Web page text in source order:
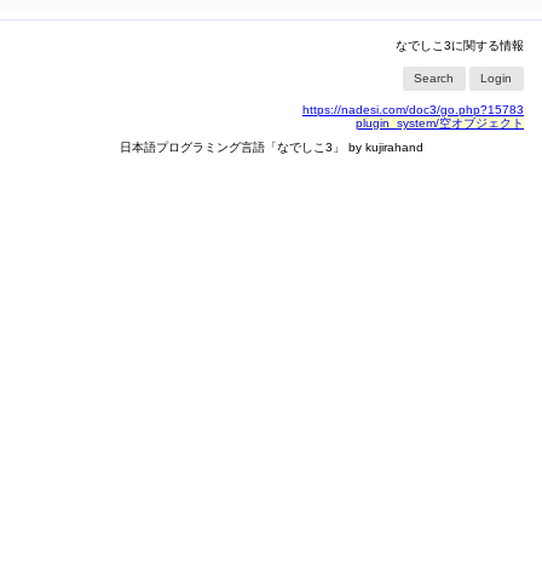
なでしこ3に関する情報
Search Login
https://nadesi.com/doc3/go.php?15783
plugin_system/空オブジェクト
日本語プログラミング言語「なでしこ3」 by kujirahand